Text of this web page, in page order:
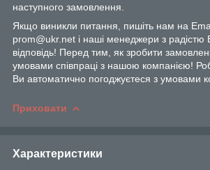
наступного замовлення.
Якщо виникли питання, пишіть нам на
prom@ukr.net і наші менеджери з радістю
відповідь! Перед тим, як зробити
умовами співпраці з нашою компанією!
Ви автоматично погоджуєтеся з умовами
Приховати
Характеристики